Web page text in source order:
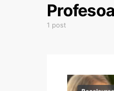
1 post